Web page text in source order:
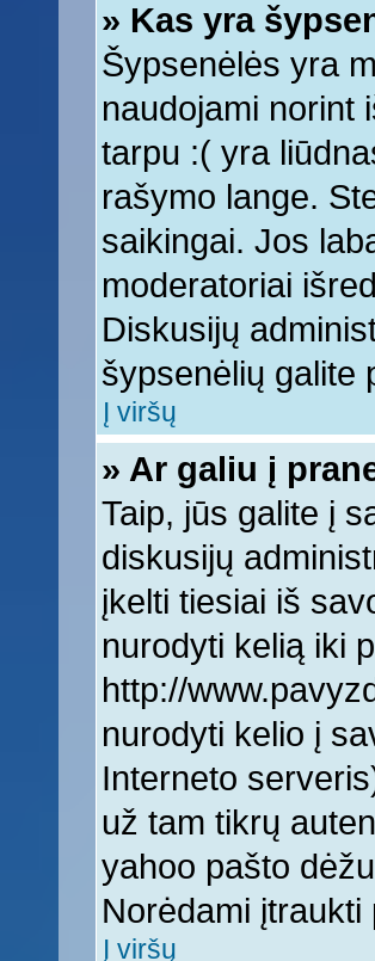
» Kas yra
Šypsenėlės yra
naudojami norint
tarpu :( yra
rašymo lange.
saikingai. Jos
moderatoriai
Diskusijų
šypsenėlių galite
Į viršų
» Ar galiu į
Taip, jūs galite į
diskusijų
įkelti tiesiai iš
nurodyti kelią iki
http://
nurodyti kelio į
Interneto
už tam tikrų
yahoo pašto
Norėdami
Į viršų